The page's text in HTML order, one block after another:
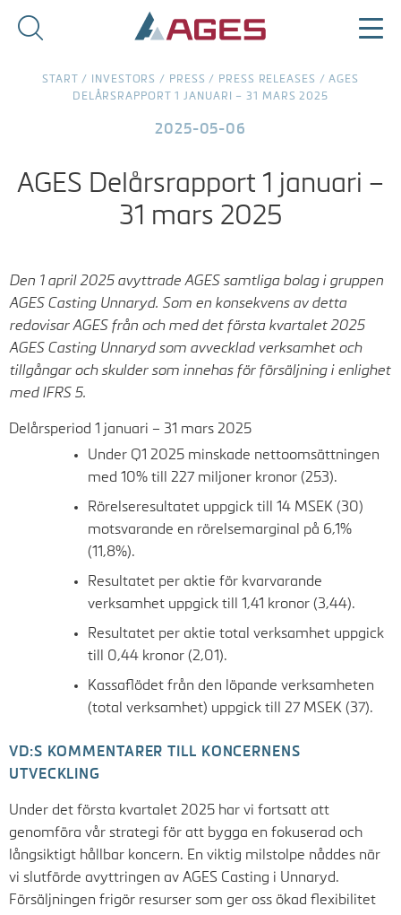
START / INVESTORS / PRESS / PRESS RELEASES /AGES
DELÅRSRAPPORT 1 JANUARI – 31 MARS 2025
2025-05-06
AGES Delårsrapport 1 januari –
31 mars 2025
Den 1 april 2025 avyttrade AGES samtliga bolag i gruppen
AGES Casting Unnaryd. Som en konsekvens av detta
redovisar AGES från och med det första kvartalet 2025
AGES Casting Unnaryd som avvecklad verksamhet och
tillgångar och skulder som innehas för försäljning i enlighet
med IFRS 5.
Delårsperiod 1 januari – 31 mars 2025
Under Q1 2025 minskade nettoomsättningen
med 10% till 227 miljoner kronor (253).
Rörelseresultatet uppgick till 14 MSEK (30)
motsvarande en rörelsemarginal på 6,1%
(11,8%).
Resultatet per aktie för kvarvarande
verksamhet uppgick till 1,41 kronor (3,44).
Resultatet per aktie total verksamhet uppgick
till 0,44 kronor (2,01).
Kassaflödet från den löpande verksamheten
(total verksamhet) uppgick till
27 MSEK (37).
VD:S KOMMENTARER TILL KONCERNENS
UTVECKLING
Under det första kvartalet 2025 har vi fortsatt att
genomföra vår strategi för att bygga en fokuserad och
långsiktigt hållbar koncern. En viktig milstolpe nåddes när
vi slutförde avyttringen av AGES Casting i Unnaryd.
Försäljningen frigör resurser som ger oss ökad flexibilitet